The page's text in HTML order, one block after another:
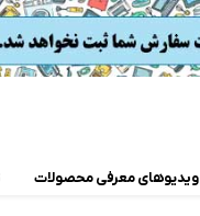
ویدیوهای معرفی محصولات